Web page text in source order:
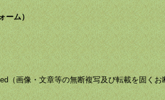
ーム）
（画像・文章等の無断複写及び転載を固くお